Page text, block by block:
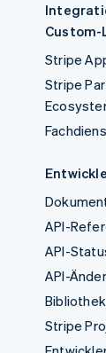
Custom-
Stripe
Stripe
API-
API-
API-
Stripe